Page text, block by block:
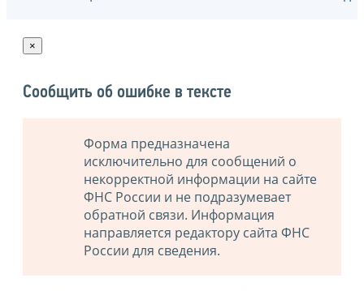
×
Сообщить об ошибке в тексте
Форма предназначена
исключительно для сообщений о
некорректной информации на сайте
ФНС России и не подразумевает
обратной связи. Информация
направляется редактору сайта ФНС
России для сведения.